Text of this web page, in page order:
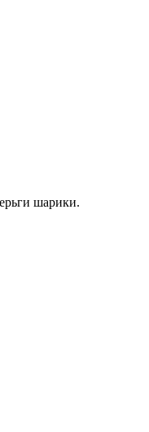
шарики.